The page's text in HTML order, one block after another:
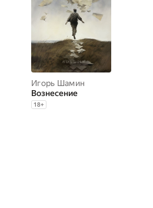
Игорь Шамин
Вознесение
18+